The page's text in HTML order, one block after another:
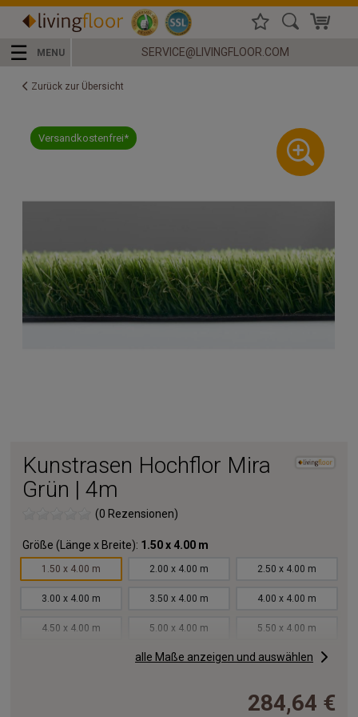
☰ MENU SERVICE@LIVINGFLOOR.COM
Zurück zur Übersicht
Versandkostenfrei*
Kunstrasen Hochflor Mira
Grün | 4m
(0 Rezensionen)
Größe (Länge x Breite): 1.50 x 4.00 m
1.50 x 4.00 m 2.00 x 4.00 m 2.50 x 4.00 m
3.00 x 4.00 m 3.50 x 4.00 m 4.00 x 4.00 m
4.50 x 4.00 m 5.00 x 4.00 m 5.50 x 4.00 m
6.50 x 4.00 m 7.00 x 4.00 m
alle Maße anzeigen und auswählen
284,64 €